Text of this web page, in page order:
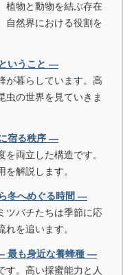
植物と動物を結ぶ存在
自然界における役割を
いうこと ―
が暮らしています。高
虫の世界を見ていきま
宿る秩序 ―
両立した構造です。
解説します。
冬へめぐる時間 ―
ツバチたちは季節に応
を追います。
最も身近な養蜂種 ―
す。高い採蜜能力と人